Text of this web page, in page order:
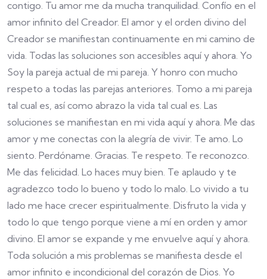
contigo. Tu amor me da mucha tranquilidad. Confío en el
amor infinito del Creador. El amor y el orden divino del
Creador se manifiestan continuamente en mi camino de
vida. Todas las soluciones son accesibles aquí y ahora. Yo
Soy la pareja actual de mi pareja. Y honro con mucho
respeto a todas las parejas anteriores. Tomo a mi pareja
tal cual es, así como abrazo la vida tal cual es. Las
soluciones se manifiestan en mi vida aquí y ahora. Me das
amor y me conectas con la alegría de vivir. Te amo. Lo
siento. Perdóname. Gracias. Te respeto. Te reconozco.
Me das felicidad. Lo haces muy bien. Te aplaudo y te
agradezco todo lo bueno y todo lo malo. Lo vivido a tu
lado me hace crecer espiritualmente. Disfruto la vida y
todo lo que tengo porque viene a mí en orden y amor
divino. El amor se expande y me envuelve aquí y ahora.
Toda solución a mis problemas se manifiesta desde el
amor infinito e incondicional del corazón de Dios. Yo